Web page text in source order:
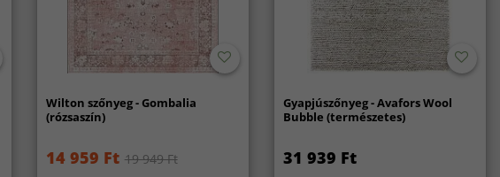
Wilton szőnyeg - Gombalia
(rózsaszín)
14 959 Ft 19 949 Ft
Gyapjúszőnyeg - Avafors Wool
Bubble (természetes)
31 939 Ft